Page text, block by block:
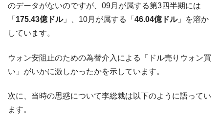
Fact1 奇跡の毛色「白毛馬」とは？
Fact1
全て勝つといくら？ 競馬GI競走で勝利騎手がもら
Fact1 平成仮面ライダーの意外すぎるモチーフとは？
Fact1
発表から2日で大崩壊、鳴かず飛ばずに終わりそう
Fact1
日本人マスターズ挑戦の歴史。松山以前に最高位
だった選手とは？
のデータがないのですが、09月が属する第3四半期には
「 175.43億ドル」、10月が属する「 46.04億ドル」を溶か
しています。
ウォン安阻止のための為替介入による「ドル売りウォン買
い」がいかに激しかったかを示しています。
次に、当時の思惑について李総裁は以下のように語ってい
ます。